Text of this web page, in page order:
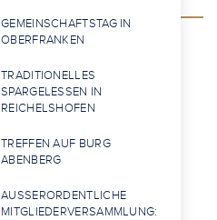
GEMEINSCHAFTSTAG IN
OBERFRANKEN
TRADITIONELLES
SPARGELESSEN IN
REICHELSHOFEN
TREFFEN AUF BURG
ABENBERG
AUSSERORDENTLICHE M
ITGLIEDERVERSAMMLUNG: